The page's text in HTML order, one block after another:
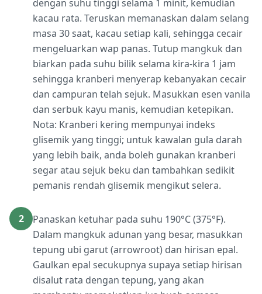
dengan suhu tinggi selama 1 minit, kemudian
kacau rata. Teruskan memanaskan dalam selang
masa 30 saat, kacau setiap kali, sehingga cecair
mengeluarkan wap panas. Tutup mangkuk dan
biarkan pada suhu bilik selama kira-kira 1 jam
sehingga kranberi menyerap kebanyakan cecair
dan campuran telah sejuk. Masukkan esen vanila
dan serbuk kayu manis, kemudian ketepikan.
Nota: Kranberi kering mempunyai indeks
glisemik yang tinggi; untuk kawalan gula darah
yang lebih baik, anda boleh gunakan kranberi
segar atau sejuk beku dan tambahkan sedikit
pemanis rendah glisemik mengikut selera.
2
Panaskan ketuhar pada suhu 190°C (375°F).
Dalam mangkuk adunan yang besar, masukkan
tepung ubi garut (arrowroot) dan hirisan epal.
Gaulkan epal secukupnya supaya setiap hirisan
disalut rata dengan tepung, yang akan